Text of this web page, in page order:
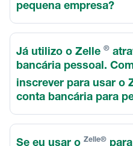
pequena empresa?
Já utilizo o Zelle ®
bancária pessoal.
inscrever para usar o
conta bancária para
Se eu usar o Zelle®